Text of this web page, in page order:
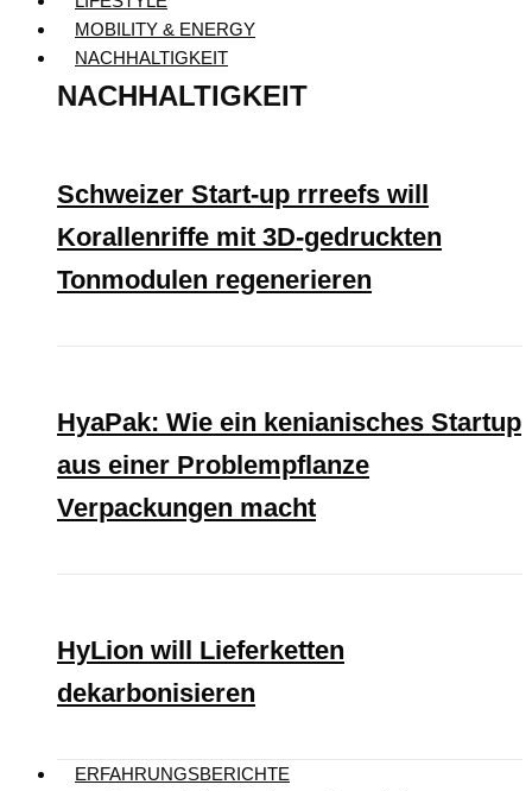
MOBILITY & ENERGY
NACHHALTIGKEIT
NACHHALTIGKEIT
Schweizer Start-up rrreefs will
Korallenriffe mit 3D-gedruckten
Tonmodulen regenerieren
HyaPak: Wie ein kenianisches Startup
aus einer Problempflanze
Verpackungen macht
HyLion will Lieferketten
dekarbonisieren
ERFAHRUNGSBERICHTE